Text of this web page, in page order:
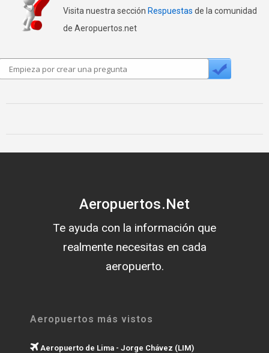
Visita nuestra sección Respuestas de la comunidad
de Aeropuertos.net
Aeropuertos.Net
Te ayuda con la información que
realmente necesitas en cada
aeropuerto.
Aeropuertos más vistos
Aeropuerto de Lima - Jorge Chávez (LIM)